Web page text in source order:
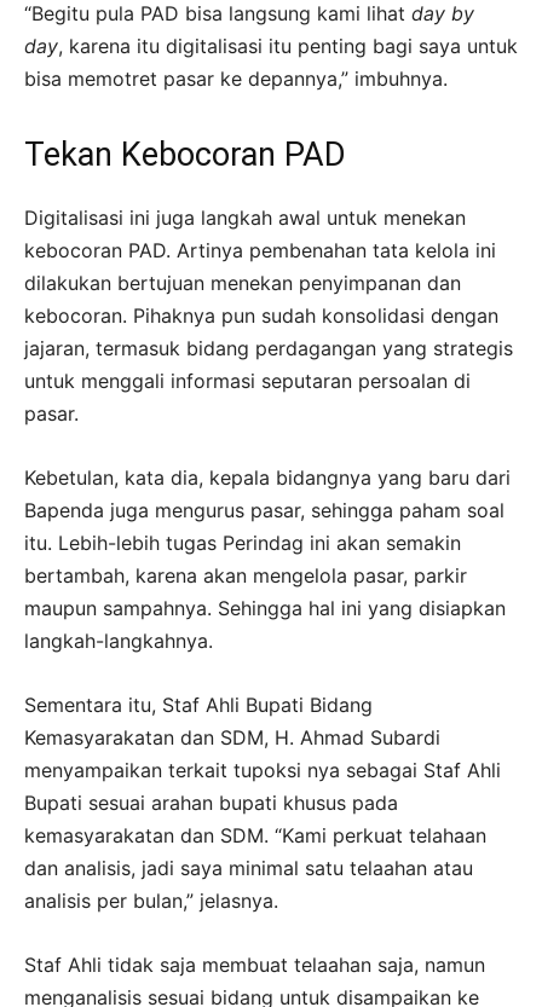
“Begitu pula PAD bisa langsung kami lihat day by
day, karena itu digitalisasi itu penting bagi saya untuk
bisa memotret pasar ke depannya,” imbuhnya.
Tekan Kebocoran PAD
Digitalisasi ini juga langkah awal untuk menekan
kebocoran PAD. Artinya pembenahan tata kelola ini
dilakukan bertujuan menekan penyimpanan dan
kebocoran. Pihaknya pun sudah konsolidasi dengan
jajaran, termasuk bidang perdagangan yang strategis
untuk menggali informasi seputaran persoalan di
pasar.
Kebetulan, kata dia, kepala bidangnya yang baru dari
Bapenda juga mengurus pasar, sehingga paham soal
itu. Lebih-lebih tugas Perindag ini akan semakin
bertambah, karena akan mengelola pasar, parkir
maupun sampahnya. Sehingga hal ini yang disiapkan
langkah-langkahnya.
Sementara itu, Staf Ahli Bupati Bidang
Kemasyarakatan dan SDM, H. Ahmad Subardi
menyampaikan terkait tupoksi nya sebagai Staf Ahli
Bupati sesuai arahan bupati khusus pada
kemasyarakatan dan SDM. “Kami perkuat telahaan
dan analisis, jadi saya minimal satu telaahan atau
analisis per bulan,” jelasnya.
Staf Ahli tidak saja membuat telaahan saja, namun
menganalisis sesuai bidang untuk disampaikan ke